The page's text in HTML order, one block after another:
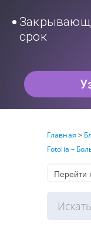
срок
Главная >
Fotolia –